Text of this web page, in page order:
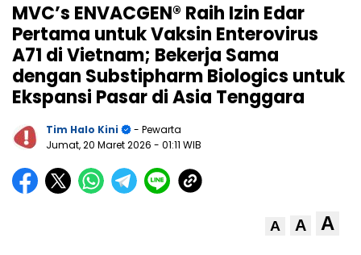
MVC’s ENVACGEN® Raih Izin Edar
Pertama untuk Vaksin Enterovirus
A71 di Vietnam; Bekerja Sama
dengan Substipharm Biologics untuk
Ekspansi Pasar di Asia Tenggara
Tim Halo Kini
- Pewarta
Jumat, 20 Maret 2026 - 01:11 WIB
A A A